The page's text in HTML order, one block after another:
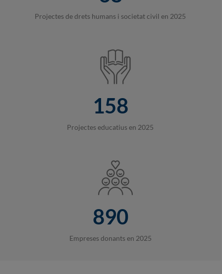
Projectes de drets humans i societat civil en 2025
158
Projectes educatius en 2025
890
Empreses donants en 2025